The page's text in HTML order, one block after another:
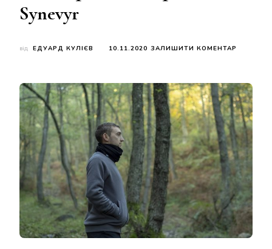
Synevyr
від ЕДУАРД КУЛІЄВ 10.11.2020 ЗАЛИШИТИ КОМЕНТАР
SYNEVYR